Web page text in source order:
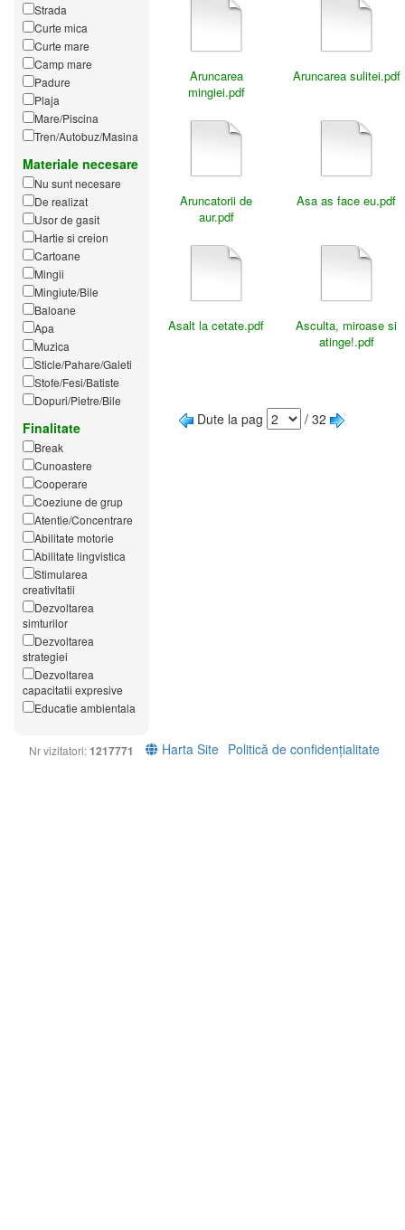
Strada
Curte mica
Curte mare
Camp mare
Padure
Plaja
Mare/Piscina
Tren/Autobuz/Masina
Materiale necesare
Nu sunt necesare
De realizat
Usor de gasit
Hartie si creion
Cartoane
Mingii
Mingiute/Bile
Baloane
Apa
Muzica
Sticle/Pahare/Galeti
Stofe/Fesi/Batiste
Dopuri/Pietre/Bile
Finalitate
Break
Cunoastere
Cooperare
Coeziune de grup
Atentie/Concentrare
Abilitate motorie
Abilitate lingvistica
Stimularea
creativitatii
Dezvoltarea
simturilor
Dezvoltarea
strategiei
Dezvoltarea
capacitatii expresive
Educatie ambientala
Aruncarea
mingiei.pdf
Aruncarea sulitei.pdf
Aruncatorii de
aur.pdf
Asa as face eu.pdf
Asalt la cetate.pdf
Asculta, miroase si
atinge!.pdf
Dute la pag / 32
Nr vizitatori: 1217771 Harta Site Politică de confidențialitate